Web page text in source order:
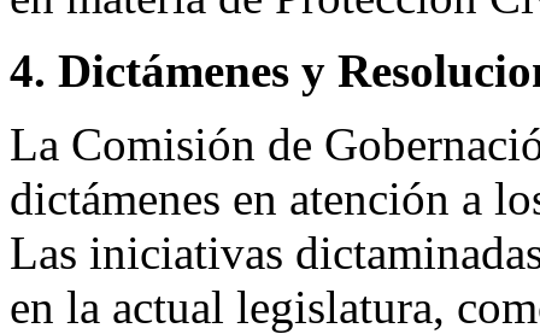
4. Dictámenes y
La Comisión de
dictámenes en atención a
Las iniciativas
en la actual legislatura,